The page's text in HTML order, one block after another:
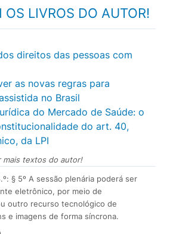
OS LIVROS DO AUTOR!
direitos das pessoas com
as novas regras para
no Brasil
do Mercado de Saúde: o
do art. 40,
da LPI
textos do autor!
§ 5º A sessão plenária poderá ser
eletrônico, por meio de
outro recurso tecnológico de
e imagens de forma síncrona.